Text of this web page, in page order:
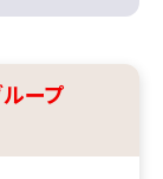
ープ